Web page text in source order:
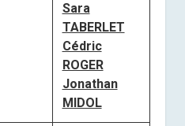
Sara
TABERLET
Cédric
ROGER
Jonathan
MIDOL